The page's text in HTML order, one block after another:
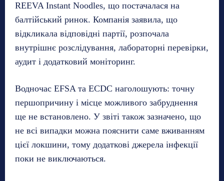
REEVA Instant Noodles, що постачалася на
балтійський ринок. Компанія заявила, що
відкликала відповідні партії, розпочала
внутрішнє розслідування, лабораторні перевірки,
аудит і додатковий моніторинг.
Водночас EFSA та ECDC наголошують: точну
першопричину і місце можливого забруднення
ще не встановлено. У звіті також зазначено, що
не всі випадки можна пояснити саме вживанням
цієї локшини, тому додаткові джерела інфекції
поки не виключаються.